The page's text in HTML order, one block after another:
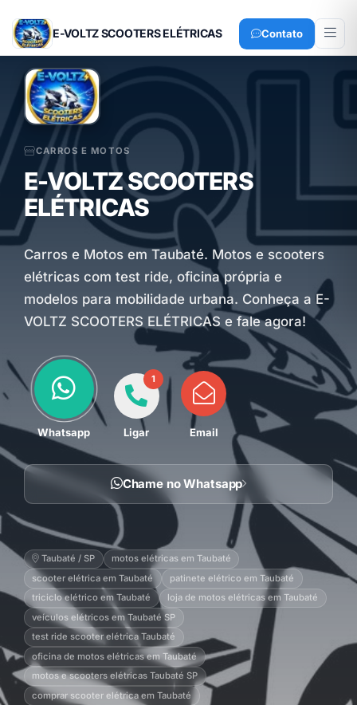
E-VOLTZ SCOOTERS ELÉTRICAS Contato
CARROS E MOTOS
E-VOLTZ SCOOTERS
ELÉTRICAS
Carros e Motos em Taubaté. Motos e scooters
elétricas com test ride, oficina própria e
modelos para mobilidade urbana. Conheça a E-
VOLTZ SCOOTERS ELÉTRICAS e fale agora!
Whatsapp
1
Ligar Email
Chame no Whatsapp
Taubaté / SP
motos elétricas em Taubaté
scooter elétrica em Taubaté
patinete elétrico em Taubaté
triciclo elétrico em Taubaté
loja de motos elétricas em Taubaté
veículos elétricos em Taubaté SP
test ride scooter elétrica Taubaté
oficina de motos elétricas em Taubaté
motos e scooters elétricas Taubaté SP
comprar scooter elétrica em Taubaté